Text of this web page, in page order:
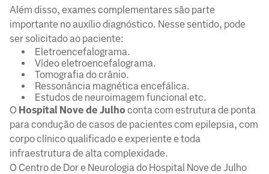
Além disso, exames complementares são parte
importante no auxílio diagnóstico. Nesse sentido, pode
ser solicitado ao paciente:
Eletroencefalograma.
Vídeo eletroencefalograma.
Tomografia do crânio.
Ressonância magnética encefálica.
Estudos de neuroimagem funcional etc.
O Hospital Nove de Julho conta com estrutura de ponta
para condução de casos de pacientes com epilepsia, com
corpo clínico qualificado e experiente e toda
infraestrutura de alta complexidade.
O Centro de Dor e Neurologia do Hospital Nove de Julho